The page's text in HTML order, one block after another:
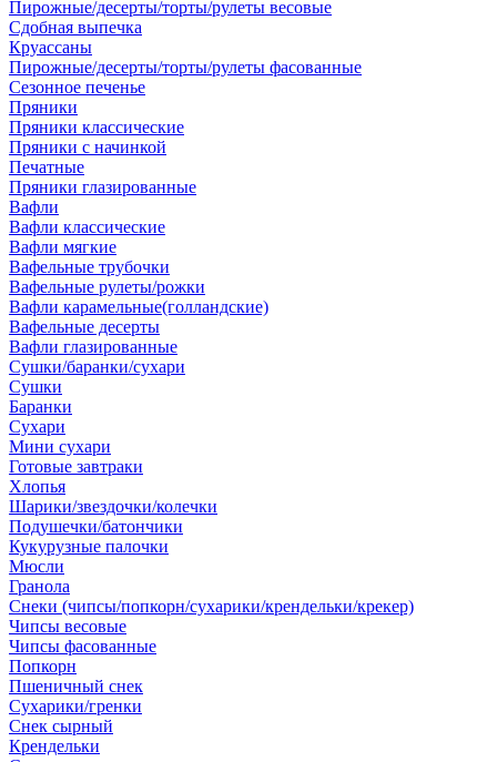
Пирожные/десерты/торты/рулеты весовые
Сдобная выпечка
Круассаны
Пирожные/десерты/торты/рулеты фасованные
Сезонное печенье
Пряники
Пряники классические
Пряники с начинкой
Печатные
Пряники глазированные
Вафли
Вафли классические
Вафли мягкие
Вафельные трубочки
Вафельные рулеты/рожки
Вафли карамельные(голландские)
Вафельные десерты
Вафли глазированные
Сушки/баранки/сухари
Сушки
Баранки
Сухари
Мини сухари
Готовые завтраки
Хлопья
Шарики/звездочки/колечки
Подушечки/батончики
Кукурузные палочки
Мюсли
Гранола
Снеки (чипсы/попкорн/сухарики/крендельки/крекер)
Чипсы весовые
Чипсы фасованные
Попкорн
Пшеничный снек
Сухарики/гренки
Снек сырный
Крендельки